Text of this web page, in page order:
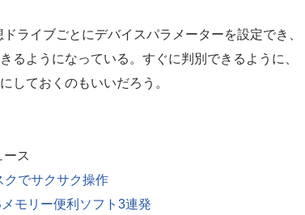
ライブごとにデバイスパラメーターを設定でき、
るようになっている。すぐに判別できるように、
しておくのもいいだろう。
ス
でサクサク操作
モリー便利ソフト3連発